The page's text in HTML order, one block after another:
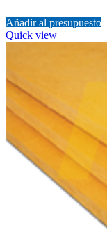
Añadir al presupuesto
Quick view